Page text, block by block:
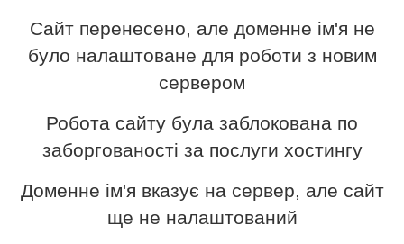
Сайт перенесено, але доменне ім'я не
було налаштоване для роботи з новим
сервером
Робота сайту була заблокована по
заборгованості за послуги хостингу
Доменне ім'я вказує на сервер, але сайт
ще не налаштований